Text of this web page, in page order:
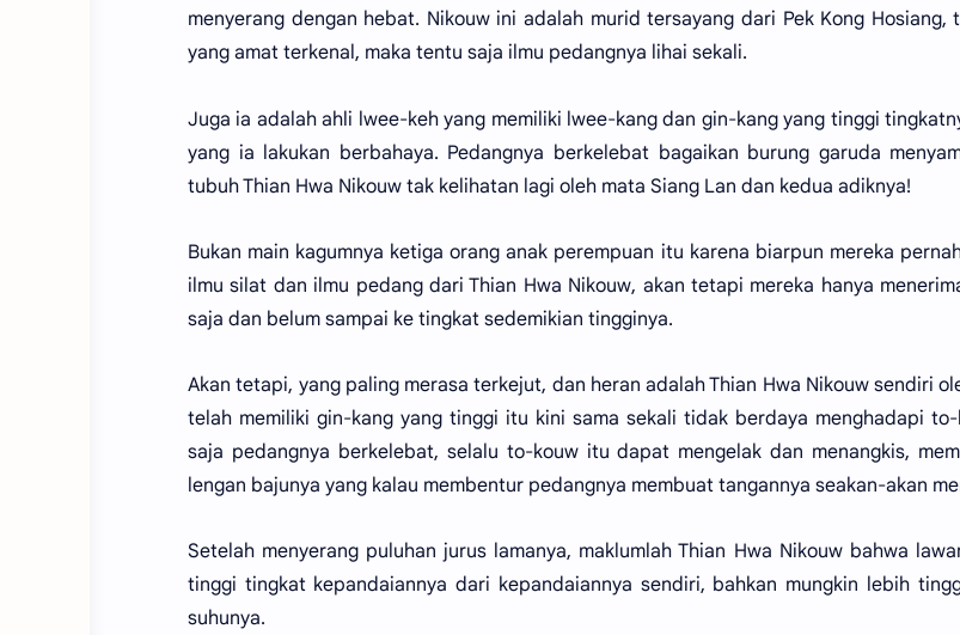
menyerang dengan hebat. Nikouw ini adalah murid tersayang dari Pek Kong Hosiang,
yang amat terkenal, maka tentu saja ilmu pedangnya lihai sekali.
Juga ia adalah ahli lwee-keh yang memiliki lwee-kang dan gin-kang yang tinggi
yang ia lakukan berbahaya. Pedangnya berkelebat bagaikan burung garuda
tubuh Thian Hwa Nikouw tak kelihatan lagi oleh mata Siang Lan dan kedua adiknya!
Bukan main kagumnya ketiga orang anak perempuan itu karena biarpun mereka
ilmu silat dan ilmu pedang dari Thian Hwa Nikouw, akan tetapi mereka hanya
saja dan belum sampai ke tingkat sedemikian tingginya.
Akan tetapi, yang paling merasa terkejut, dan heran adalah Thian Hwa Nikouw sendiri
telah memiliki gin-kang yang tinggi itu kini sama sekali tidak berdaya menghadapi
saja pedangnya berkelebat, selalu to-kouw itu dapat mengelak dan menangkis,
lengan bajunya yang kalau membentur pedangnya membuat tangannya seakan-akan
Setelah menyerang puluhan jurus lamanya, maklumlah Thian Hwa Nikouw bahwa
tinggi tingkat kepandaiannya dari kepandaiannya sendiri, bahkan mungkin lebih
suhunya.